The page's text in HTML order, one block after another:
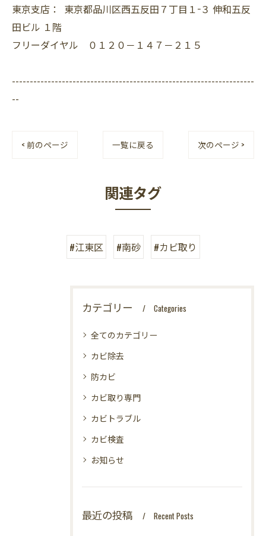
東京支店： 東京都品川区西五反田７丁目１−３ 伸和五反
田ビル １階
フリーダイヤル ０１２０－１４７－２１５
--------------------------------------------------------------------
--
< 前のページ 一覧に戻る 次のページ >
関連タグ
#江東区 #南砂 #カビ取り
カテゴリー Categories
全てのカテゴリー
カビ除去
防カビ
カビ取り専門
カビトラブル
カビ検査
お知らせ
最近の投稿 Recent Posts